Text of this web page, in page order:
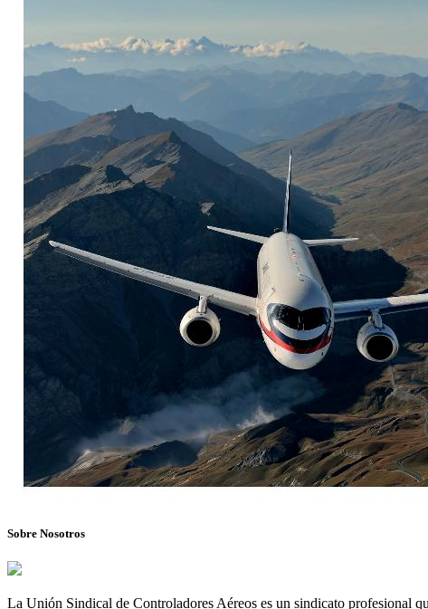
Sobre Nosotros
La Unión Sindical de Controladores Aéreos es un sindicato profesional